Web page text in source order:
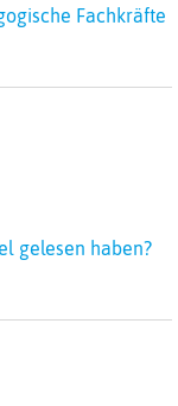
Fachkräfte
gelesen haben?